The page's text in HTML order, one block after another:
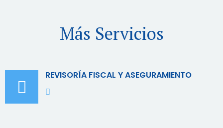
Más Servicios
REVISORÍA FISCAL Y ASEGURAMIENTO